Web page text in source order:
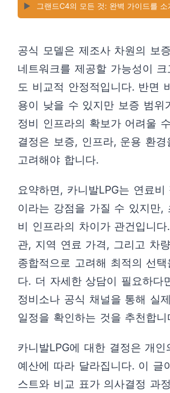
▶️ 그랜드C4의 모든 것: 완벽 가이드를 소
공식 모델은 제조사 차원의 보
네트워크를 제공할 가능성이
도 비교적 안정적입니다. 반면
용이 낮을 수 있지만 보증 범위
정비 인프라의 확보가 어려울
결정은 보증, 인프라, 운용 환경
고려해야 합니다.
요약하면, 카니발LPG는 연료비
이라는 강점을 가질 수 있지만,
비 인프라의 차이가 관건입니
관, 지역 연료 가격, 그리고 차
종합적으로 고려해 최적의 선
다. 더 자세한 상담이 필요하다
정비소나 공식 채널을 통해 실
일정을 확인하는 것을 추천합니
카니발LPG에 대한 결정은 개
예산에 따라 달라집니다. 이 글
스트와 비교 표가 의사결정 과